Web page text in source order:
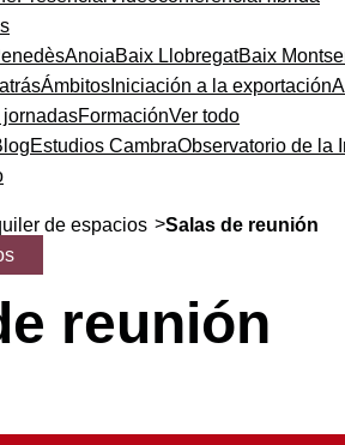
AnoiaBaix LlobregatBaix
atrásÁmbitos Iniciación a la exportación
FormaciónVer todo
Estudios CambraObservatorio de la
de espacios >Salas de reunión
reunión